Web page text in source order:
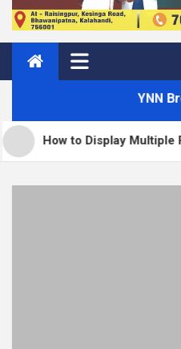
YNN
Multiple RSS Feeds on